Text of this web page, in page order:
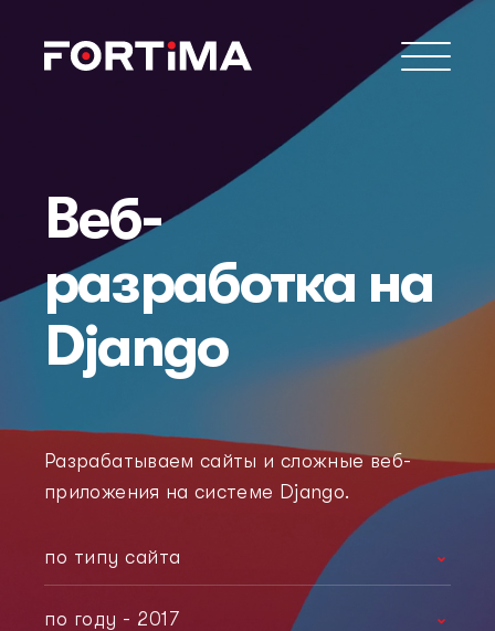
Веб-
разработка на
Django
Разрабатываем сайты и сложные веб-
приложения на системе Django.
по типу сайта
корпоративный сайт
по году - 2017